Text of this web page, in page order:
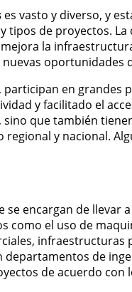
es vasto y diverso, y
tipos de proyectos.
la
oportunidades
, participan en grandes
y facilitado el
que también
y nacional.
encargan de llevar
el uso de
departamentos de
de acuerdo con